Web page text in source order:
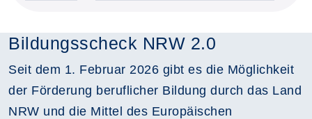
Bildungsscheck NRW 2.0
Seit dem 1. Februar 2026 gibt es die Möglichkeit
der Förderung beruflicher Bildung durch das Land
NRW und die Mittel des Europäischen